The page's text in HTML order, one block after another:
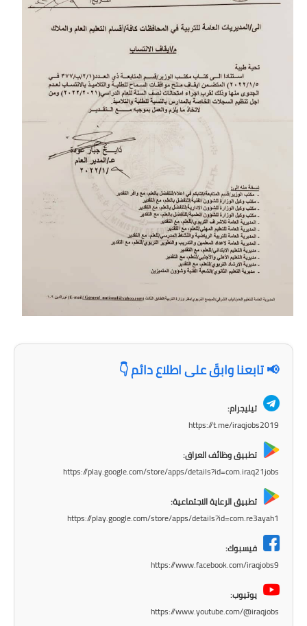
المرحلة الابتدائية
المرحلة المتوسطة
المرحلة الاعدادية
مرشحات
المرحلة الابتدائية
المرحلة المتوسطة
المرحلة الاعدادية
كتب مدرسية
المرحلة المتوسطة
ملازم دراسية
المرحلة الابتدائية
📢 تابعنا وابقَ على اطلاع دائم 👇
تيليجرام:
https://t.me/iraqjobs2019
تطبيق وظائف العراق:
https://play.google.com/store/apps/details?id=com.iraq21jobs
تطبيق الرعاية الاجتماعية:
https://play.google.com/store/apps/details?id=com.re3ayah1
فيسبوك:
https://www.facebook.com/iraqjobs9
يوتيوب:
https://www.youtube.com/@iraqjobs